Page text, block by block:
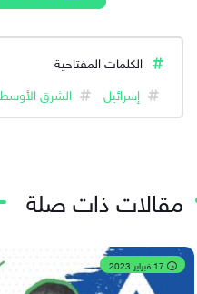
الكلمات المفتاحية
إسرائيل
الشرق الأوسط
مقالات ذات صلة